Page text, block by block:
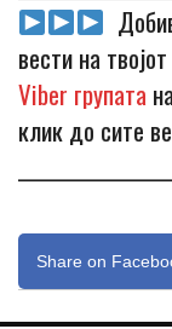
вести на
Viber групата
клик до сите
Share on